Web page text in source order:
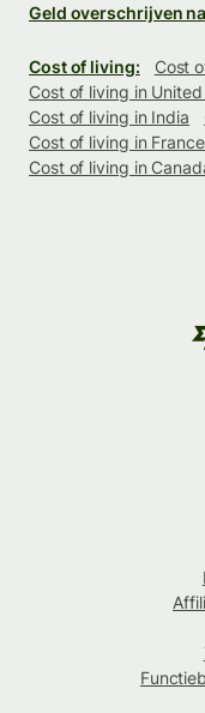
Geld overschrijven
Cost of living:
Cost
Cost of living in
Cost of living in India
Cost of living in France
Cost of living in